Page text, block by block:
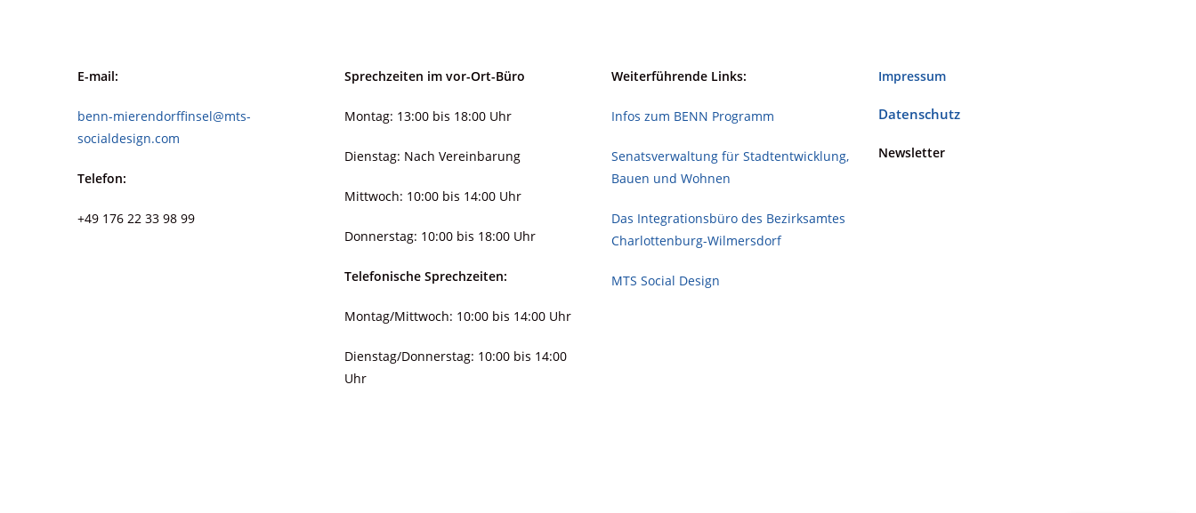
E-mail:
benn-mierendorffinsel@mts-
socialdesign.com
Telefon:
+49 176 22 33 98 99
Sprechzeiten im vor-Ort-Büro
Montag: 13:00 bis 18:00 Uhr
Dienstag: Nach Vereinbarung
Mittwoch: 10:00 bis 14:00 Uhr
Donnerstag: 10:00 bis 18:00 Uhr
Telefonische Sprechzeiten:
Montag/Mittwoch: 10:00 bis 14:00 Uhr
Dienstag/Donnerstag: 10:00 bis 14:00
Uhr
Weiterführende Links:
Infos zum BENN Programm
Senatsverwaltung für Stadt­ent­wicklung,
Bauen und Wohnen
Das Integrationsbüro des Bezirksamtes
Charlottenburg-Wilmersdorf
MTS Social Design
Impressum
Datenschutz
Newsletter